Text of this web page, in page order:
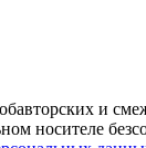
и
носителе